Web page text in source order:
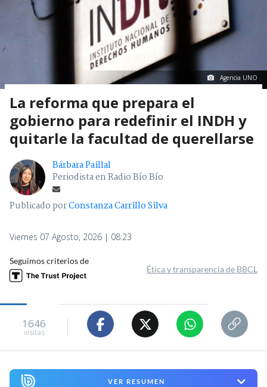
Agencia UNO
La reforma que prepara el
gobierno para redefinir el INDH y
quitarle la facultad de querellarse
Bárbara Paillal
Periodista en Radio Bío Bío
Publicado porConstanza Carrillo Silva
Viernes 07 Agosto, 2026 | 08:23
Seguimos criterios de
Ética y transparencia de BBCL
1646
visitas
VER RESUMEN